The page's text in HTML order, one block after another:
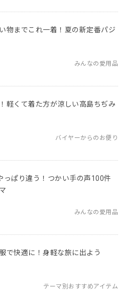
物までこれ一着！夏の新定番パジ
みんなの愛用品
軽くて着た方が涼しい高島ちぢみ
バイヤーからのお便り
っぱり違う！つかい手の声100件
みんなの愛用品
で快適に！身軽な旅に出よう
テーマ別おすすめアイテム